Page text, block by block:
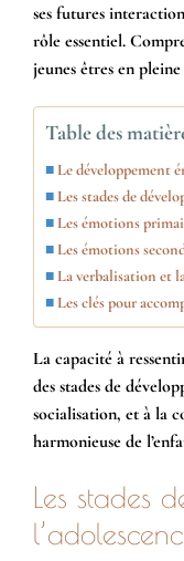
ses futures
rôle essentiel.
jeunes êtres en
Table des
Le développement
Les stades de
Les émotions
Les émotions
La verbalisation et
Les clés pour
La capacité à
des stades de
socialisation, et à la
harmonieuse de
Les stades